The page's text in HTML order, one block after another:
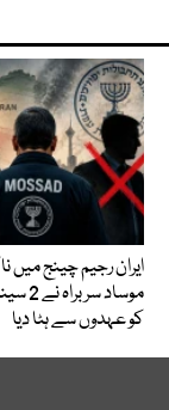
ایران رجیم چینج میں
موساد
کو عہدوں سے ہٹا دیا